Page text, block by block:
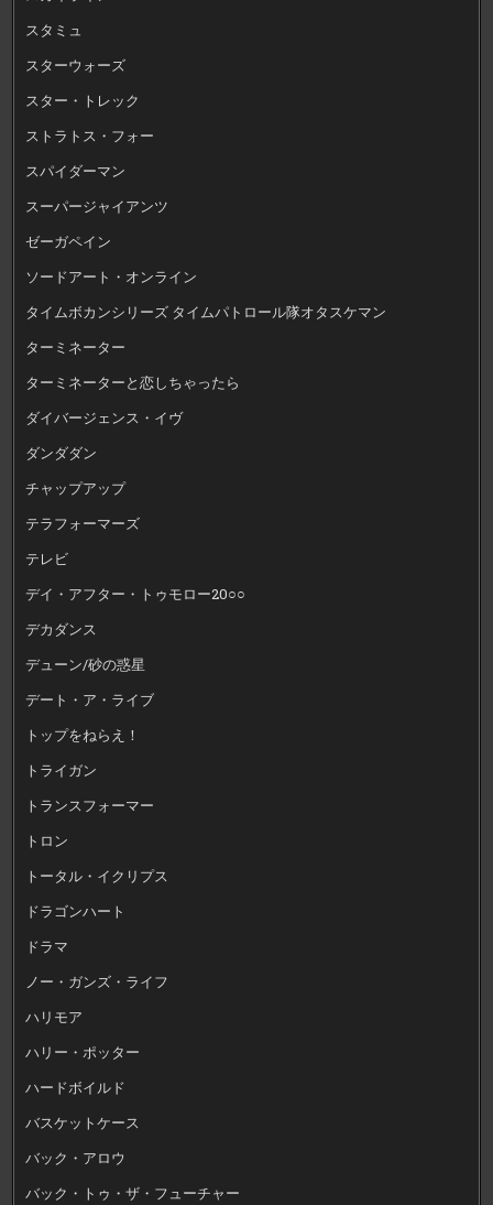
スタミュ
スターウォーズ
スター・トレック
ストラトス・フォー
スパイダーマン
スーパージャイアンツ
ゼーガペイン
ソードアート・オンライン
タイムボカンシリーズ タイムパトロール隊オタスケマン
ターミネーター
ターミネーターと恋しちゃったら
ダイバージェンス・イヴ
ダンダダン
チャップアップ
テラフォーマーズ
テレビ
デイ・アフター・トゥモロー20○○
デカダンス
デューン/砂の惑星
デート・ア・ライブ
トップをねらえ！
トライガン
トランスフォーマー
トロン
トータル・イクリプス
ドラゴンハート
ドラマ
ノー・ガンズ・ライフ
ハリモア
ハリー・ポッター
ハードボイルド
バスケットケース
バック・アロウ
バック・トゥ・ザ・フューチャー